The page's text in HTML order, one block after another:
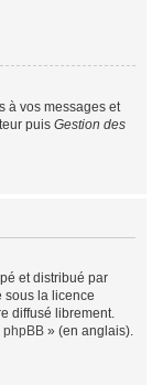
à vos messages et
puis Gestion des
et distribué par
sous la licence
diffusé librement.
phpBB » (en anglais).